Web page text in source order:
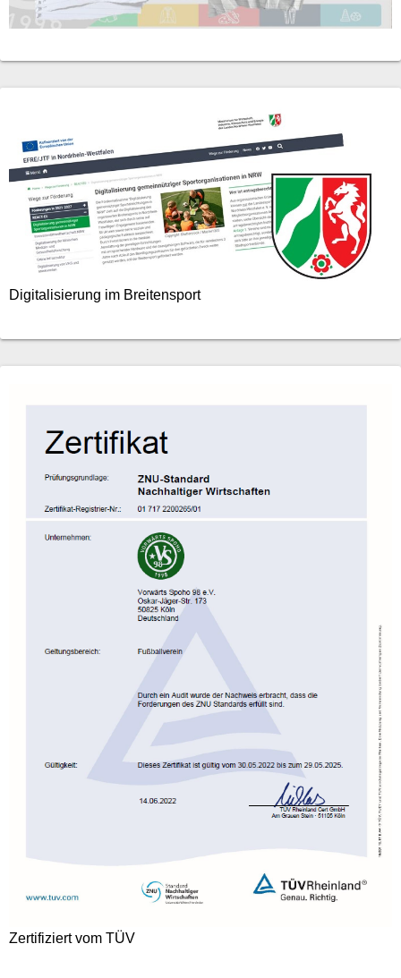
Digitalisierung im Breitensport
Zertifiziert vom TÜV